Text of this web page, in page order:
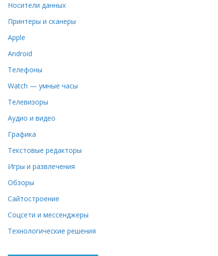
Носители данных
Принтеры и сканеры
Apple
Android
Телефоны
Watch — умные часы
Телевизоры
Аудио и видео
Графика
Текстовые редакторы
Игры и развлечения
Обзоры
Сайтостроение
Соцсети и мессенджеры
Технологические решения